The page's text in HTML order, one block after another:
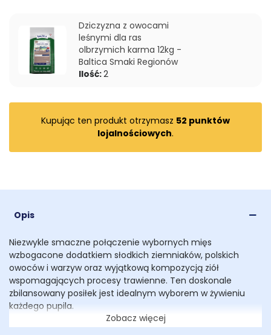
Dziczyzna z owocami
leśnymi dla ras
olbrzymich karma 12kg -
Baltica Smaki Regionów
Ilość:2
Kupując ten produkt otrzymasz 52 punktów
lojalnościowych.
Opis
Niezwykle smaczne połączenie wybornych mięs
wzbogacone dodatkiem słodkich ziemniaków, polskich
owoców i warzyw oraz wyjątkową kompozycją ziół
wspomagających procesy trawienne. Ten doskonale
zbilansowany posiłek jest idealnym wyborem w żywieniu
każdego pupila.
Karma nie zawiera:
Zobacz więcej